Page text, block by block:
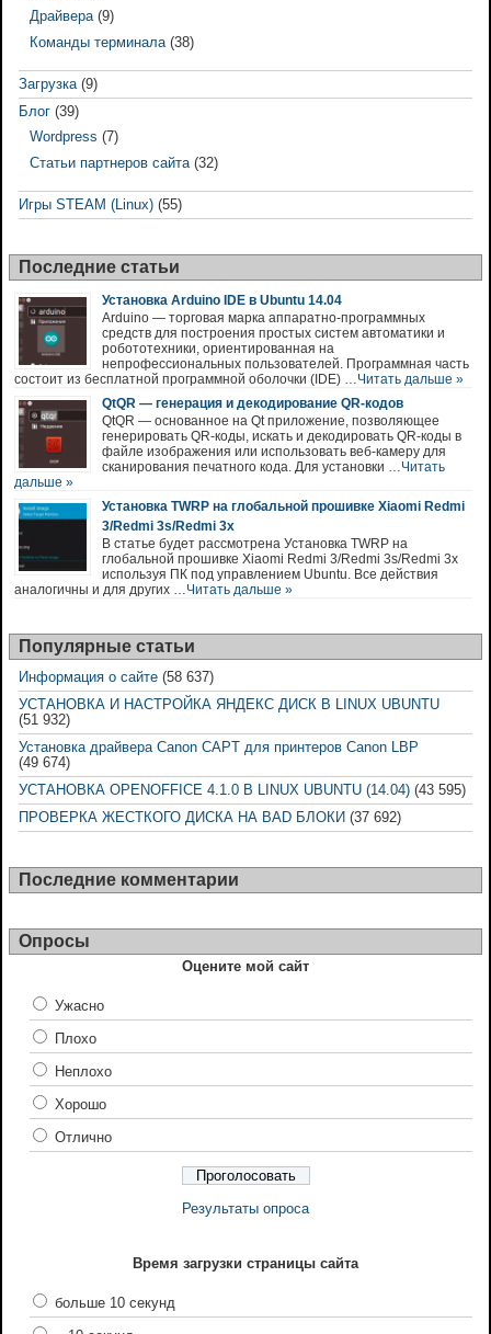
Драйвера(9)
Команды терминала(38)
Загрузка(9)
Блог (39)
Wordpress (7)
Статьи партнеров сайта(32)
Игры STEAM (Linux) (55)
Последние статьи
Установка Arduino IDE в Ubuntu 14.04
Arduino — торговая марка аппаратно-программных
средств для построения простых систем автоматики и
робототехники, ориентированная на
непрофессиональных пользователей. Программная часть
состоит из бесплатной программной оболочки (IDE) …Читать дальше »
QtQR — генерация и декодирование QR-кодов
QtQR — основанное на Qt приложение, позволяющее
генерировать QR-коды, искать и декодировать QR-коды в
файле изображения или использовать веб-камеру для
сканирования печатного кода. Для установки …Читать
дальше »
Установка TWRP на глобальной прошивке Xiaomi Redmi
3/Redmi 3s/Redmi 3x
В статье будет рассмотрена Установка TWRP на
глобальной прошивке Xiaomi Redmi 3/Redmi 3s/Redmi 3x
используя ПК под управлением Ubuntu. Все действия
аналогичны и для других …Читать дальше »
Популярные статьи
Информация о сайте (58 637)
УСТАНОВКА И НАСТРОЙКА ЯНДЕКС ДИСК В LINUX UBUNTU
(51 932)
Установка драйвера Canon CAPT для принтеров Canon LBP
(49 674)
УСТАНОВКА OPENOFFICE 4.1.0 В LINUX UBUNTU (14.04) (43 595)
ПРОВЕРКА ЖЕСТКОГО ДИСКА НА BAD БЛОКИ (37 692)
Последние комментарии
Опросы
Оцените мой сайт
Ужасно
Плохо
Неплохо
Хорошо
Отлично
Результаты опроса
Время загрузки страницы сайта
больше 10 секунд